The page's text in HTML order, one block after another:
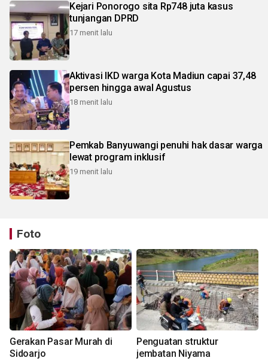
Kejari Ponorogo sita Rp748 juta kasus
tunjangan DPRD
17 menit lalu
Aktivasi IKD warga Kota Madiun capai 37,48
persen hingga awal Agustus
18 menit lalu
Pemkab Banyuwangi penuhi hak dasar warga
lewat program inklusif
19 menit lalu
Foto
Gerakan Pasar Murah di
Sidoarjo
Penguatan struktur
jembatan Niyama